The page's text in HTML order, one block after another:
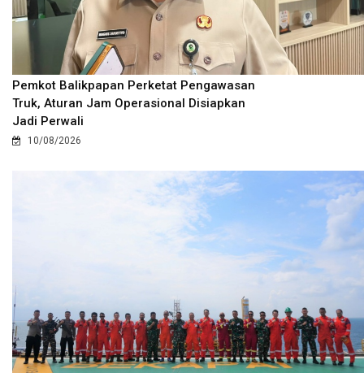
Pemkot Balikpapan Perketat Pengawasan
Truk, Aturan Jam Operasional Disiapkan
Jadi Perwali
10/08/2026